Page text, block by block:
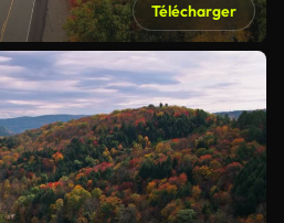
Télécharger